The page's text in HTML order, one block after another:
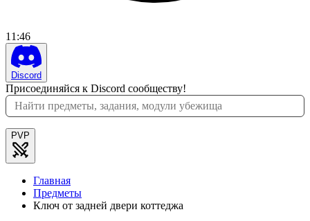
11 :46
Discord
Присоединяйся к Discord сообществу!
PVP
Главная
Предметы
Ключ от задней двери коттеджа